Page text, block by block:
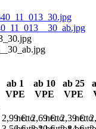
ab 1
VPE
ab 10
VPE
ab 25
VPE
2,99 €
netto2,69 €
netto2,39 €
netto